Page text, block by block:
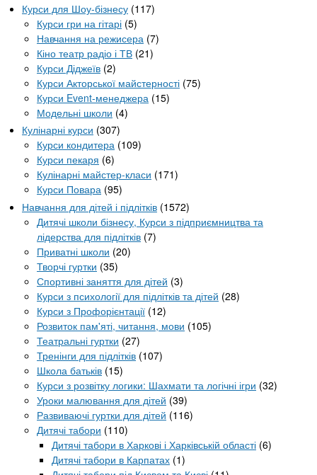
Курси для Шоу-бізнесу (117)
Курси гри на гітарі (5)
Навчання на режисера (7)
Кіно театр радіо і ТВ (21)
Курси Діджеїв (2)
Курси Акторської майстерності (75)
Курси Event-менеджера (15)
Модельні школи (4)
Кулінарні курси (307)
Курси кондитера (109)
Курси пекаря (6)
Кулінарні майстер-класи (171)
Курси Повара (95)
Навчання для дітей і підлітків (1572)
Дитячі школи бізнесу, Курси з підприємництва та
лідерства для підлітків (7)
Приватні школи (20)
Творчі гуртки (35)
Спортивні заняття для дітей (3)
Курси з психології для підлітків та дітей (28)
Курси з Профорієнтації (12)
Розвиток пам'яті, читання, мови (105)
Театральні гуртки (27)
Тренінги для підлітків (107)
Школа батьків (15)
Курси з розвітку логики: Шахмати та логічні ігри (32)
Уроки малювання для дітей (39)
Развиваючі гуртки для дітей (116)
Дитячі табори (110)
Дитячі табори в Харкові і Харківській області (6)
Дитячі табори в Карпатах (1)